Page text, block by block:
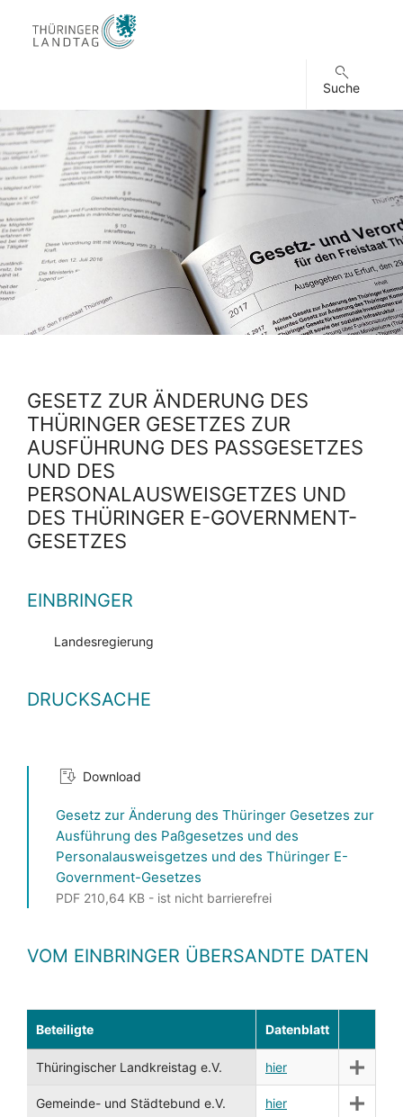
Suche
GESETZ ZUR ÄNDERUNG DES
THÜRINGER GESETZES ZUR
AUSFÜHRUNG DES PASSGESETZES U
ND DES P
ERSONALAUSWEISGETZES UND D
ES THÜRINGER E-GOVERNMENT-G
ESETZES
EINBRINGER
Landesregierung
DRUCKSACHE
Download
Gesetz zur Änderung des Thüringer Gesetzes zur
Ausführung des Paßgesetzes und des
Personalausweisgetzes und des Thüringer E-
Government-Gesetzes
PDF 210,64 KB - ist nicht barrierefrei
VOM EINBRINGER ÜBERSANDTE DATEN
Beteiligte Datenblatt
Thüringischer Landkreistag e.V. hier
Gemeinde- und Städtebund e.V. hier